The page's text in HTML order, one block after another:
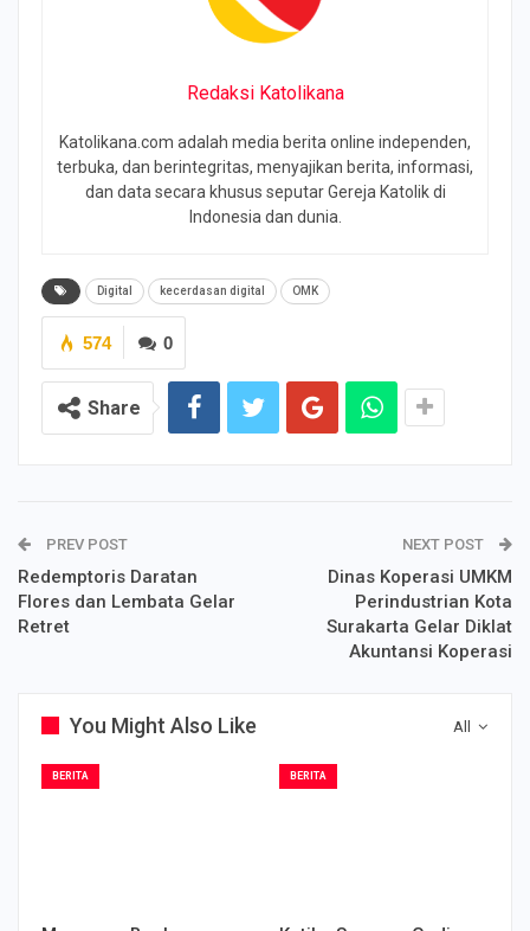
Redaksi Katolikana
Katolikana.com adalah media berita online independen,
terbuka, dan berintegritas, menyajikan berita, informasi,
dan data secara khusus seputar Gereja Katolik di
Indonesia dan dunia.
Digital kecerdasan digital OMK
0
574
Share
PREV POST
Redemptoris Daratan
Flores dan Lembata Gelar
Retret
NEXT POST
Dinas Koperasi UMKM
Perindustrian Kota
Surakarta Gelar Diklat
Akuntansi Koperasi
All
You Might Also Like
BERITA BERITA